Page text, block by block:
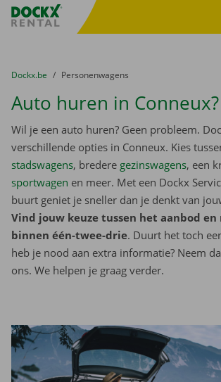
Fratello DEMO
U bevindt zich hier:
van
Dockx.be naar
Personenwagens
Auto huren in Conneux?
Wil je een auto huren? Geen probleem.
verschillende opties in Conneux. Kies
stadswagens, bredere gezinswagens, een
sportwagen en meer. Met een Dockx
buurt geniet je sneller dan je denkt van
Vind jouw keuze tussen het aanbod en
binnen één-twee-drie. Duurt het toch
heb je nood aan extra informatie? Neem
ons. We helpen je graag verder.